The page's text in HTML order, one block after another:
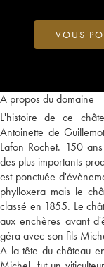
A propos du domaine
L'histoire de ce
Antoinette de
Lafon Rochet. 150
des plus importants
est ponctuée
phylloxera mais le
classé en 1855. Le
aux enchères avant
géra avec son fils
A la tête du château
VOUS